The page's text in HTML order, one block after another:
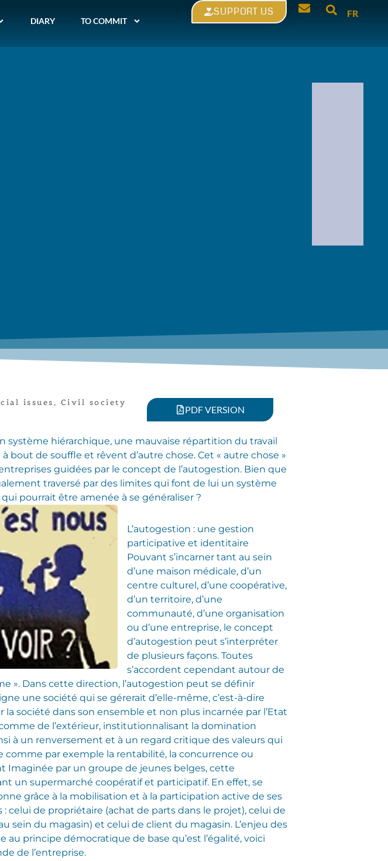
DIARY TO COMMIT
SUPPORT US FR
issues , Civil society
PDF VERSION
système hiérarchique, une mauvaise répartition du travail
bout de souffle et rêvent d’autre chose. Cet « autre chose »
guidées par le concept de l’autogestion. Bien que
traversé par des limites qui font de lui un système
pourrait être amenée à se généraliser ?
L’autogestion : une gestion
participative et identitaire
Pouvant s’incarner tant au sein
d’une maison médicale, d’un
centre culturel, d’une coopérative,
d’un territoire, d’une
communauté, d’une organisation
ou d’une entreprise, le concept
d’autogestion peut s’interpréter
de plusieurs façons. Toutes
s’accordent cependant autour de
». Dans cette direction, l’autogestion peut se définir
une société qui se gérerait d’elle-même, c’est-à-dire
société dans son ensemble et non plus incarnée par l’Etat
de l’extérieur, institutionnalisant la domination
à un renversement et à un regard critique des valeurs qui
par exemple la rentabilité, la concurrence ou
Imaginée par un groupe de jeunes belges, cette
un supermarché coopératif et participatif. En effet, se
grâce à la mobilisation et à la participation active de ses
celui de propriétaire (achat de parts dans le projet), celui de
sein du magasin) et celui de client du magasin. L’enjeu des
principe démocratique de base qu’est l’égalité, voici
de l’entreprise.